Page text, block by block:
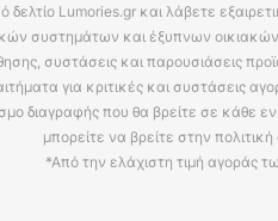
δελτίο Lumories.gr και λάβετε
συστημάτων και έξυπνων
συστάσεις και παρουσιάσεις
για κριτικές και συστάσεις
διαγραφής που θα βρείτε σε κάθε
μπορείτε να βρείτε στην
*Από την ελάχιστη τιμή αγοράς